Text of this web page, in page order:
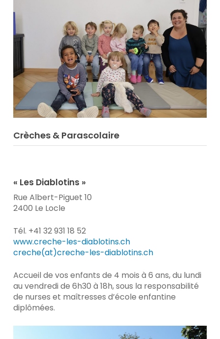
Crèches & Parascolaire
« Les Diablotins »
Rue Albert-Piguet 10
2400 Le Locle
Tél. +41 32 931 18 52
www.creche-les-diablotins.ch
creche(at)creche-les-diablotins.ch
Accueil de vos enfants de 4 mois à 6 ans, du lundi
au vendredi de 6h30 à 18h, sous la responsabilité
de nurses et maîtresses d’école enfantine
diplômées.